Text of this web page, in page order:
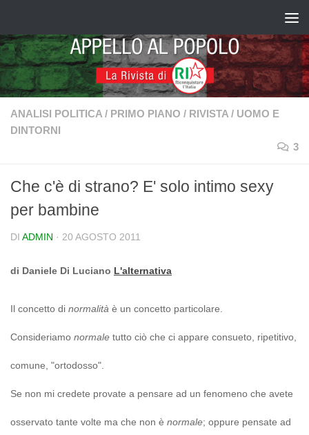
ANALISI POLITICA / PRIMO PIANO / RIVISTA / UOMO E
DINTORNI
3
Che c'è di strano? E' solo intimo sexy
per bambine
DI ADMIN · 20 AGOSTO 2011
di Daniele Di Luciano L'alternativa
Il concetto di normalità è un concetto particolare.
Consideriamo normale tutto ciò che ci appare consueto, ripetitivo,
comune, "ortodosso".
Se non mi credete provate a pensare ad un fenomeno che avete
osservato tante volte ma che non è normale; oppure pensate ad